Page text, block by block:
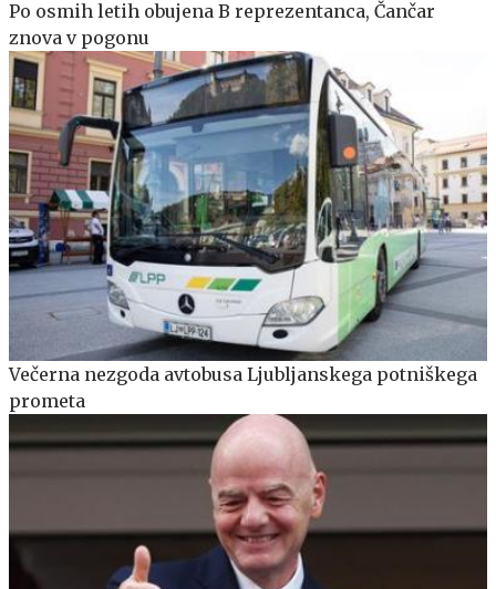
Po osmih letih obujena B reprezentanca, Čančar
znova v pogonu
Večerna nezgoda avtobusa Ljubljanskega potniškega
prometa